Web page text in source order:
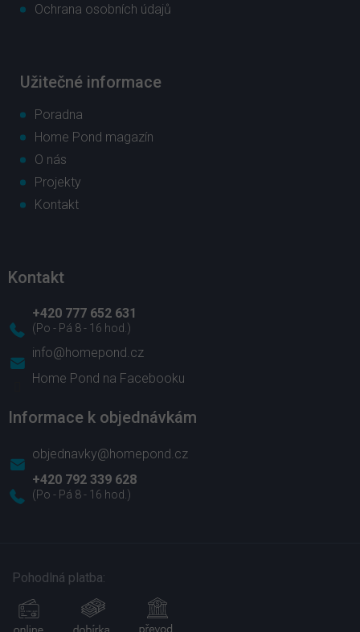
Ochrana osobních údajů
Užitečné informace
Poradna
Home Pond magazín
O nás
Projekty
Kontakt
Kontakt
info@homepond.cz
+420 777 652 631
Home Pond na Facebooku
Informace k objednávkám
objednavky@homepond.cz
+420 792 339 628
Pohodlná platba: